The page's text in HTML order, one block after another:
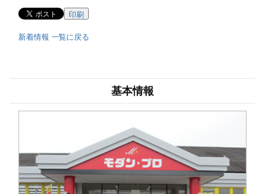
印刷
新着情報 一覧に戻る
基本情報